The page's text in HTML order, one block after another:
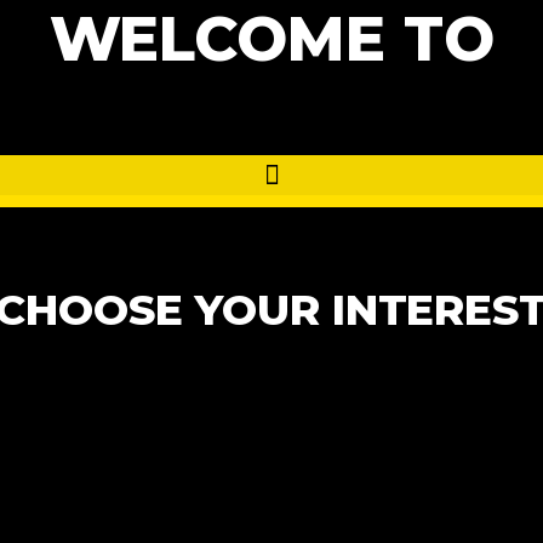
WELCOME TO
YOUR